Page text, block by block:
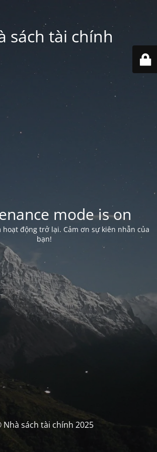
sách tài chính
mode is on
hoạt động trở lại. Cảm ơn sự kiên nhẫn của
bạn!
Nhà sách tài chính 2025